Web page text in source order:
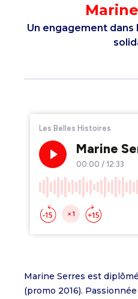
Un engagement dans
Marine Serres est
(promo 2016).